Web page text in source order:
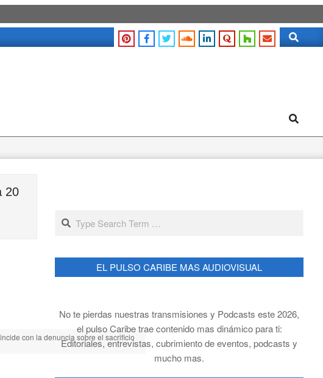
Search
Search
20
con la denuncia sobre el sacrificio
Search
EL PULSO CARIBE MAS AUDIOVISUAL
No te pierdas nuestras transmisiones y Podcasts este 2026,
el pulso Caribe trae contenido mas dinámico para ti:
Editoriales, entrevistas, cubrimiento de eventos, podcasts y
mucho mas.